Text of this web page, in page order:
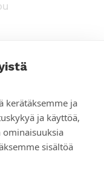
kerätäksemme ja
ja käyttöä,
ominaisuuksia
sisältöä
myönnetty
ÅLR
myönnetty
Kerätyt
tallennetaan